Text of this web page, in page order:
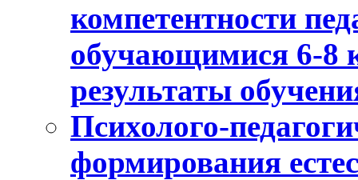
компетентности
обучающимися 6-8
результаты
Психолого-
формирования